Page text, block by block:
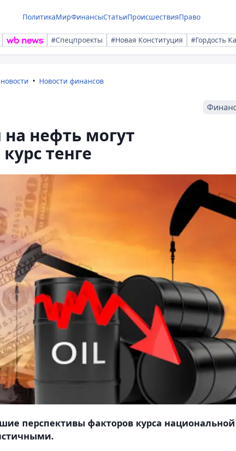
ПолитикаМирФинансыСтатьиПроисшествияПраво
#Спецпроекты #Новая Конституция #Гордость
Новости финансов
нефть могут
тенге
перспективы факторов курса национальной